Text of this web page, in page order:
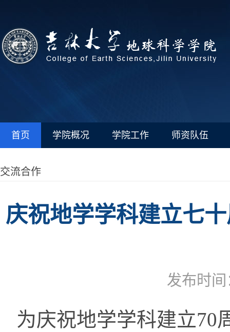
首页 学院概况 学院工作 师资队伍
交流合作
庆祝地学学科建立七
发布时间
为庆祝地学学科建立70